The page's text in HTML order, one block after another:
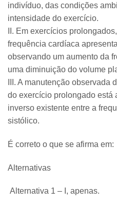
indivíduo, das condições
intensidade do exercício.
II. Em exercícios
frequência cardíaca
observando um aumento da
uma diminuição do volume
III. A manutenção
do exercício prolongado está
inverso existente entre a
sistólico.
É correto o que se afirma em:
Alternativas
Alternativa 1 – I, apenas.